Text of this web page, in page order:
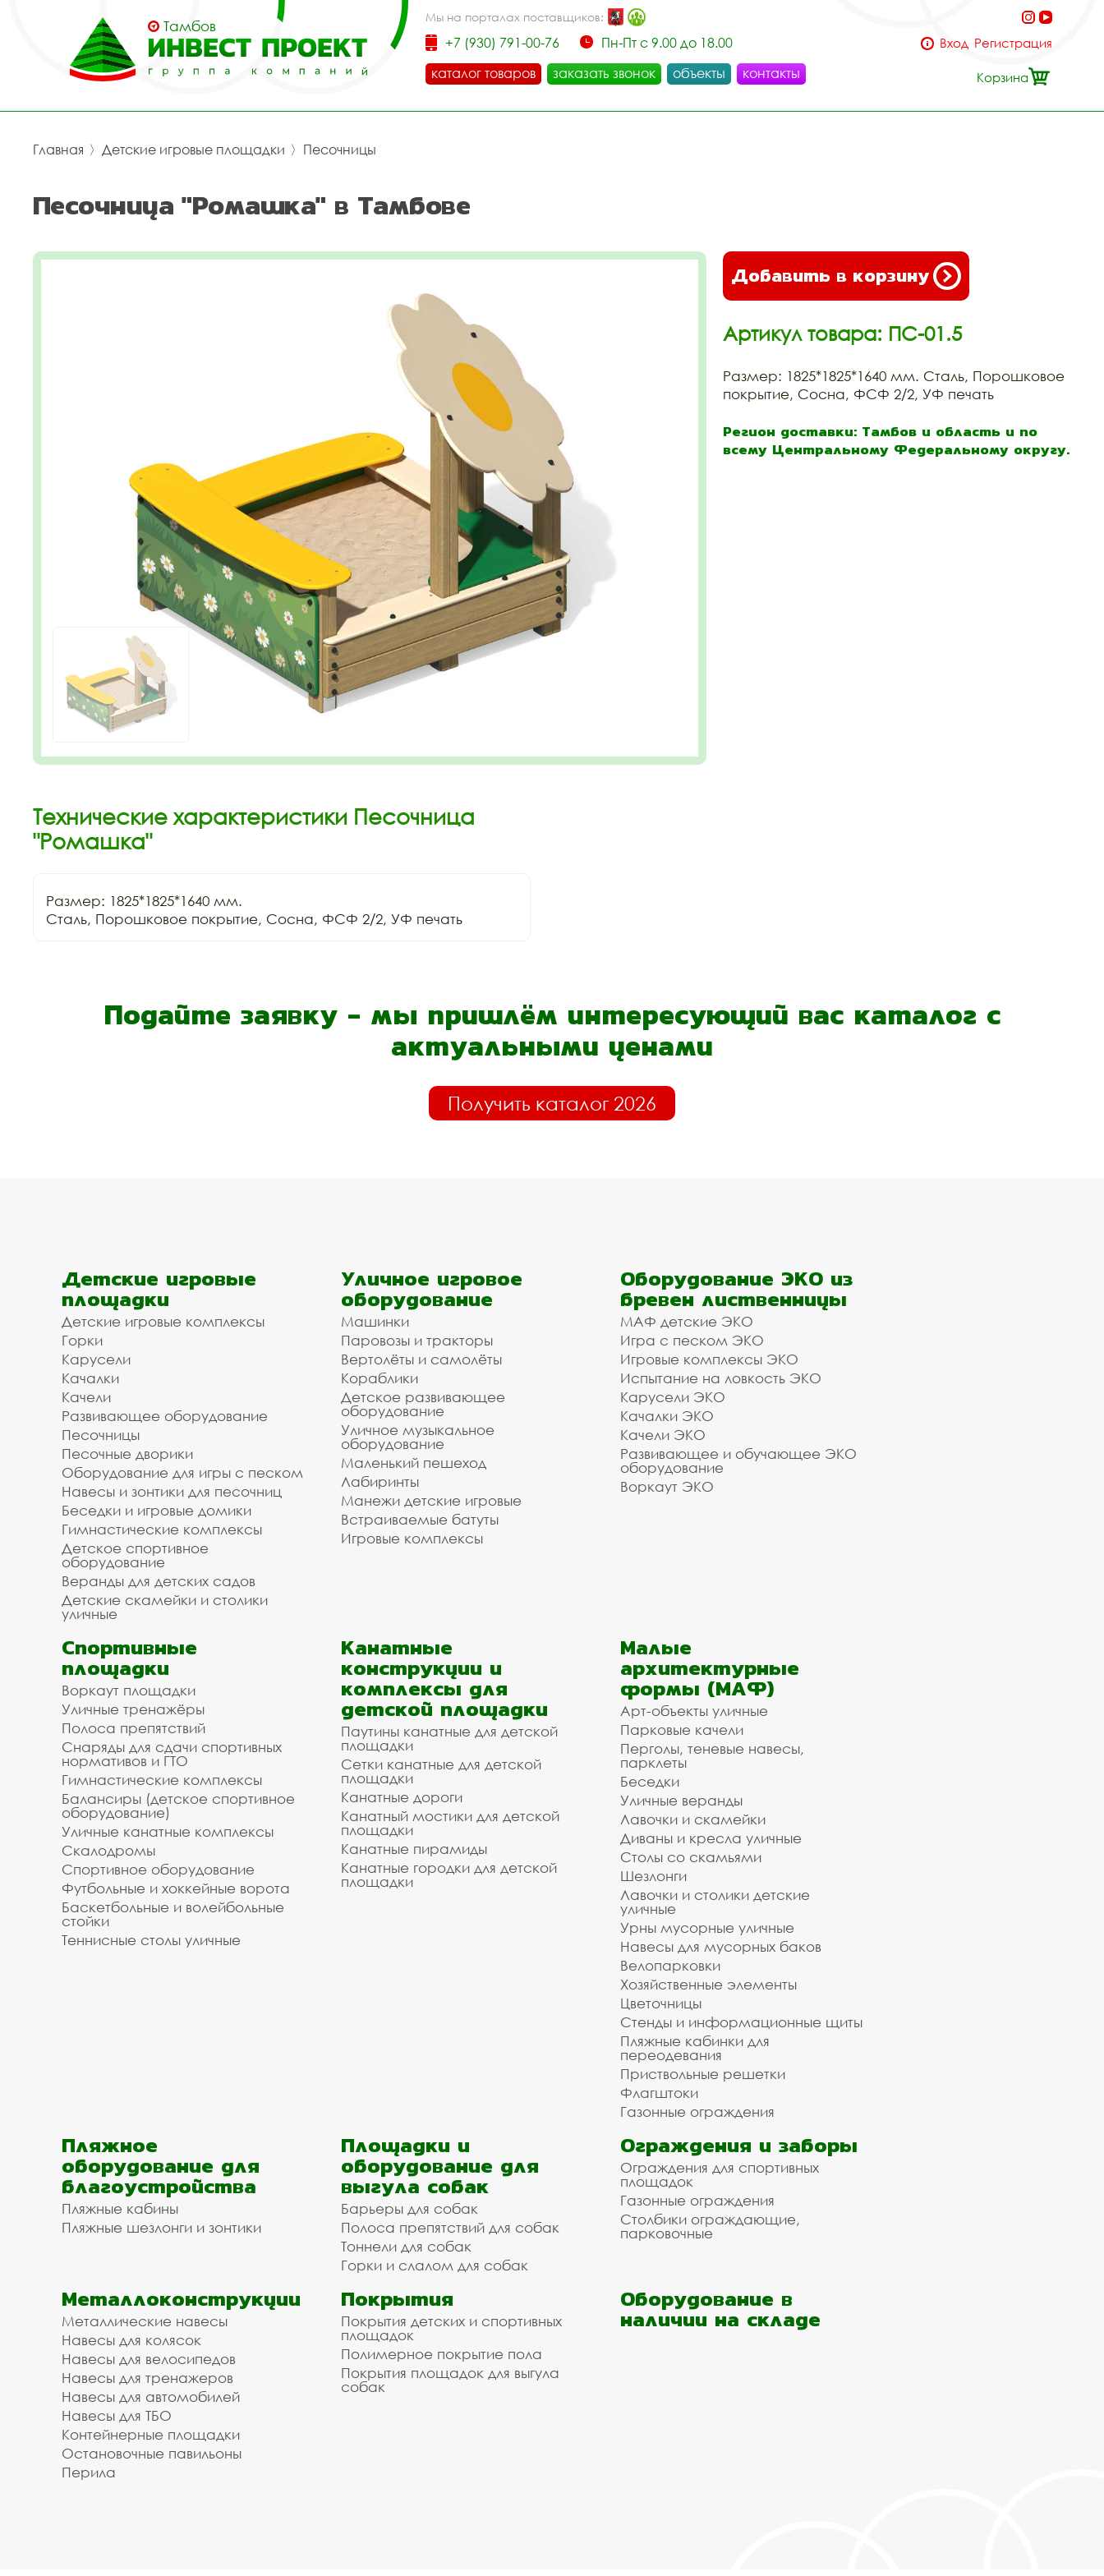
Тамбов
Мы на порталах поставщиков:
+7 (930) 791-00-76
Пн-Пт с 9.00 до 18.00
каталог товаров
заказать звонок объекты контакты
Вход Регистрация
Корзина
Главная 〉 Детские игровые площадки 〉 Песочницы
Песочница "Ромашка" в Тамбове
Добавить в корзину
Артикул товара: ПС-01.5
Размер: 1825*1825*1640 мм. Сталь, Порошковое
покрытие, Сосна, ФСФ 2/2, УФ печать
Регион доставки: Тамбов и область и по
всему Центральному Федеральному округу.
Технические характеристики Песочница
"Ромашка"
Размер: 1825*1825*1640 мм.
Сталь, Порошковое покрытие, Сосна, ФСФ 2/2, УФ печать
Подайте заявку - мы пришлём интересующий вас каталог с
актуальными ценами
Получить каталог 2026
Детские игровые
площадки
Детские игровые комплексы
Горки
Карусели
Качалки
Качели
Развивающее оборудование
Песочницы
Песочные дворики
Оборудование для игры с песком
Навесы и зонтики для песочниц
Беседки и игровые домики
Гимнастические комплексы
Детское спортивное
оборудование
Веранды для детских садов
Детские скамейки и столики
уличные
Уличное игровое
оборудование
Машинки
Паровозы и тракторы
Вертолёты и самолёты
Кораблики
Детское развивающее
оборудование
Уличное музыкальное
оборудование
Маленький пешеход
Лабиринты
Манежи детские игровые
Встраиваемые батуты
Игровые комплексы
Оборудование ЭКО из
бревен лиственницы
МАФ детские ЭКО
Игра с песком ЭКО
Игровые комплексы ЭКО
Испытание на ловкость ЭКО
Карусели ЭКО
Качалки ЭКО
Качели ЭКО
Развивающее и обучающее ЭКО
оборудование
Воркаут ЭКО
Спортивные
площадки
Воркаут площадки
Уличные тренажёры
Полоса препятствий
Снаряды для сдачи спортивных
нормативов и ГТО
Гимнастические комплексы
Балансиры (детское спортивное
оборудование)
Уличные канатные комплексы
Скалодромы
Спортивное оборудование
Футбольные и хоккейные ворота
Баскетбольные и волейбольные
стойки
Теннисные столы уличные
Канатные
конструкции и
комплексы для
детской площадки
Паутины канатные для детской
площадки
Сетки канатные для детской
площадки
Канатные дороги
Канатный мостики для детской
площадки
Канатные пирамиды
Канатные городки для детской
площадки
Малые
архитектурные
формы (МАФ)
Арт-объекты уличные
Парковые качели
Перголы, теневые навесы,
парклеты
Беседки
Уличные веранды
Лавочки и скамейки
Диваны и кресла уличные
Столы со скамьями
Шезлонги
Лавочки и столики детские
уличные
Урны мусорные уличные
Навесы для мусорных баков
Велопарковки
Хозяйственные элементы
Цветочницы
Стенды и информационные щиты
Пляжные кабинки для
переодевания
Приствольные решетки
Флагштоки
Газонные ограждения
Пляжное
оборудование для
благоустройства
Пляжные кабины
Пляжные шезлонги и зонтики
Площадки и
оборудование для
выгула собак
Барьеры для собак
Полоса препятствий для собак
Тоннели для собак
Горки и слалом для собак
Ограждения и заборы
Ограждения для спортивных
площадок
Газонные ограждения
Столбики ограждающие,
парковочные
Металлоконструкции
Металлические навесы
Навесы для колясок
Навесы для велосипедов
Навесы для тренажеров
Навесы для автомобилей
Навесы для ТБО
Контейнерные площадки
Остановочные павильоны
Перила
Покрытия
Покрытия детских и спортивных
площадок
Полимерное покрытие пола
Покрытия площадок для выгула
собак
Оборудование в
наличии на складе